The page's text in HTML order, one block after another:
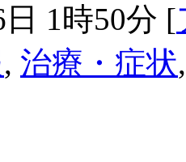
1時50分 [
, 治療・症状